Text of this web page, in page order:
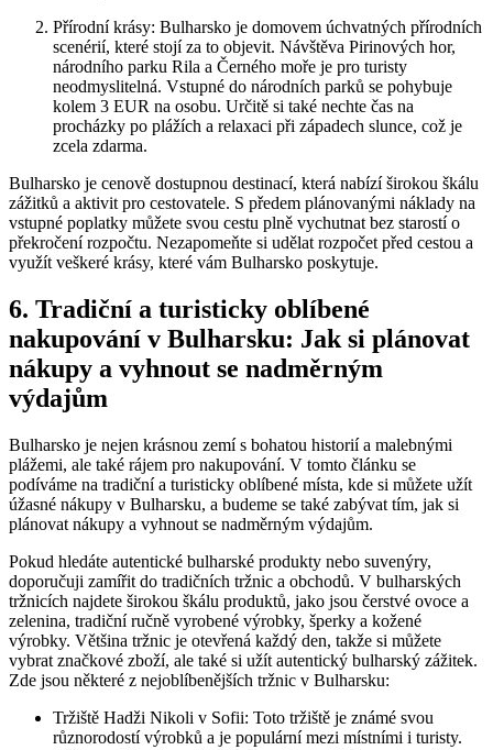
Přírodní krásy: Bulharsko je domovem úchvatných přírodních
scenérií, které stojí za to objevit. Návštěva Pirinových hor,
národního parku Rila a Černého moře je pro turisty
neodmyslitelná. Vstupné do národních parků se pohybuje
kolem 3 EUR na osobu. Určitě si také nechte čas na
procházky po plážích a relaxaci při západech slunce, což je
zcela zdarma.
Bulharsko je cenově dostupnou destinací, která nabízí širokou škálu
zážitků a aktivit pro cestovatele. S předem plánovanými náklady na
vstupné poplatky můžete svou cestu plně vychutnat bez starostí o
překročení rozpočtu. Nezapomeňte si udělat rozpočet před cestou a
využít veškeré krásy, které vám Bulharsko poskytuje.
6. Tradiční a turisticky oblíbené
nakupování v Bulharsku: Jak si plánovat
nákupy a vyhnout se nadměrným
výdajům
Bulharsko je nejen krásnou zemí s bohatou historií a malebnými
plážemi, ale také rájem pro nakupování. V tomto článku se
podíváme na tradiční a turisticky oblíbené místa, kde si můžete užít
úžasné nákupy v Bulharsku, a budeme se také zabývat tím, jak si
plánovat nákupy a vyhnout se nadměrným výdajům.
Pokud hledáte autentické bulharské produkty nebo suvenýry,
doporučuji zamířit do tradičních tržnic a obchodů. V bulharských
tržnicích najdete širokou škálu produktů, jako jsou čerstvé ovoce a
zelenina, tradiční ručně vyrobené výrobky, šperky a kožené
výrobky. Většina tržnic je otevřená každý den, takže si můžete
vybrat značkové zboží, ale také si užít autentický bulharský zážitek.
Zde jsou některé z nejoblíbenějších tržnic v Bulharsku:
Tržiště Hadži Nikoli v Sofii: Toto tržiště je známé svou
různorodostí výrobků a je populární mezi místními i turisty.